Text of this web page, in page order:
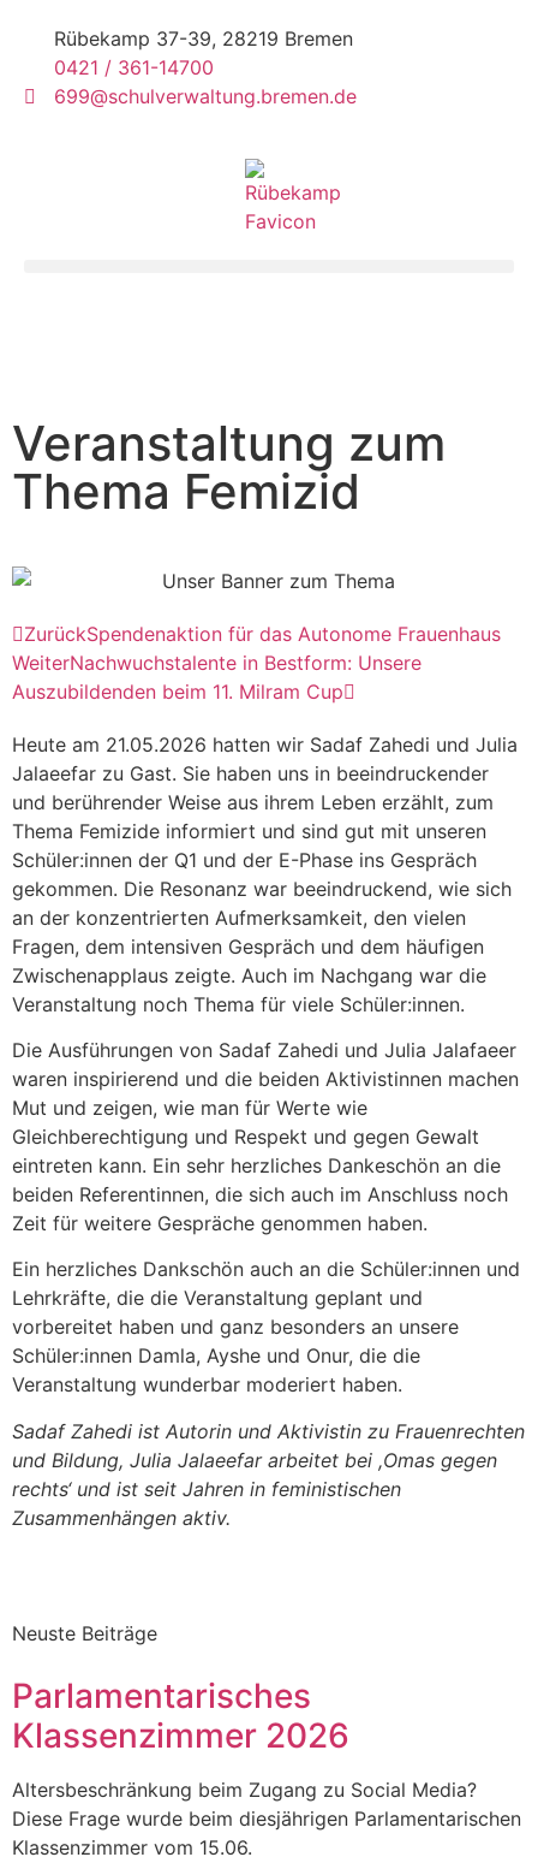
Rübekamp 37-39, 28219 Bremen
0421 / 361-14700
699@schulverwaltung.bremen.de
Veranstaltung zum
Thema Femizid
ZurückSpendenaktion für das Autonome Frauenhaus
WeiterNachwuchstalente in Bestform: Unsere
Auszubildenden beim 11. Milram Cup
Heute am 21.05.2026 hatten wir Sadaf Zahedi und Julia
Jalaeefar zu Gast. Sie haben uns in beeindruckender
und berührender Weise aus ihrem Leben erzählt, zum
Thema Femizide informiert und sind gut mit unseren
Schüler:innen der Q1 und der E-Phase ins Gespräch
gekommen. Die Resonanz war beeindruckend, wie sich
an der konzentrierten Aufmerksamkeit, den vielen
Fragen, dem intensiven Gespräch und dem häufigen
Zwischenapplaus zeigte. Auch im Nachgang war die
Veranstaltung noch Thema für viele Schüler:innen.
Die Ausführungen von Sadaf Zahedi und Julia Jalafaeer
waren inspirierend und die beiden Aktivistinnen machen
Mut und zeigen, wie man für Werte wie
Gleichberechtigung und Respekt und gegen Gewalt
eintreten kann. Ein sehr herzliches Dankeschön an die
beiden Referentinnen, die sich auch im Anschluss noch
Zeit für weitere Gespräche genommen haben.
Ein herzliches Dankschön auch an die Schüler:innen und
Lehrkräfte, die die Veranstaltung geplant und
vorbereitet haben und ganz besonders an unsere
Schüler:innen Damla, Ayshe und Onur, die die
Veranstaltung wunderbar moderiert haben.
Sadaf Zahedi ist Autorin und Aktivistin zu Frauenrechten
und Bildung, Julia Jalaeefar arbeitet bei ,Omas gegen
rechts‘ und ist seit Jahren in feministischen
Zusammenhängen aktiv.
Neuste Beiträge
Parlamentarisches
Klassenzimmer 2026
Altersbeschränkung beim Zugang zu Social Media?
Diese Frage wurde beim diesjährigen Parlamentarischen
Klassenzimmer vom 15.06.